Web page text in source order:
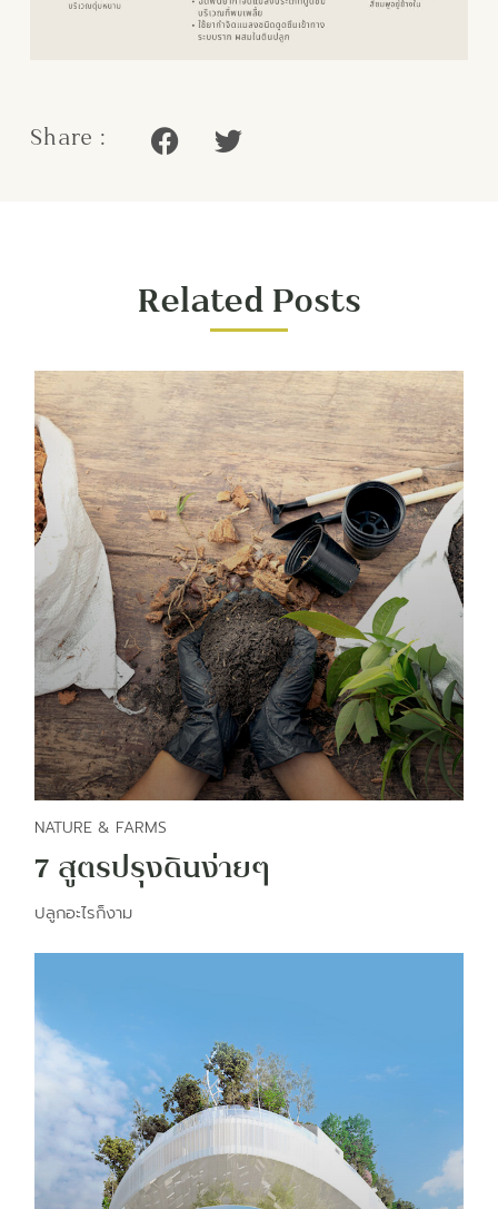
Share :
Related Posts
NATURE & FARMS
7 สูตรปรุงดินง่ายๆ
ปลูกอะไรก็งาม​